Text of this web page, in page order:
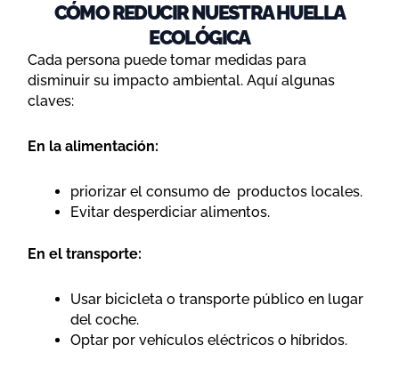
CÓMO REDUCIR NUESTRA HUELLA
ECOLÓGICA
Cada persona puede tomar medidas para
disminuir su impacto ambiental. Aquí algunas
claves:
En la alimentación:
priorizar el consumo de productos locales.
Evitar desperdiciar alimentos.
En el transporte:
Usar bicicleta o transporte público en lugar
del coche.
Optar por vehículos eléctricos o híbridos.